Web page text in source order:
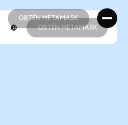
OBTÉN METAMASK
OBTÉN METAMASK
OBTÉN METAMASK